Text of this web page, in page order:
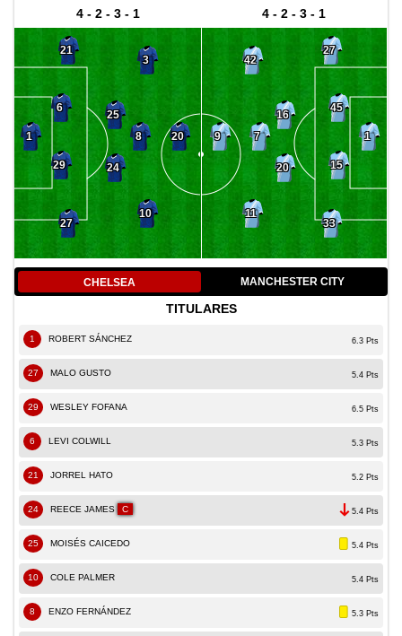
4 - 2 - 3 - 1
1
21
6
29
27
25
24
3
8
10
20
4 - 2 - 3 - 1
1
27
45
15
33
16
20
42
7
11
9
CHELSEA MANCHESTER CITY
TITULARES
1 ROBERT SÁNCHEZ 6.3 Pts
27 MALO GUSTO 5.4 Pts
29 WESLEY FOFANA 6.5 Pts
6 LEVI COLWILL 5.3 Pts
21 JORREL HATO 5.2 Pts
24 REECE JAMES C 5.4 Pts
25 MOISÉS CAICEDO 5.4 Pts
10 COLE PALMER 5.4 Pts
8 ENZO FERNÁNDEZ 5.3 Pts